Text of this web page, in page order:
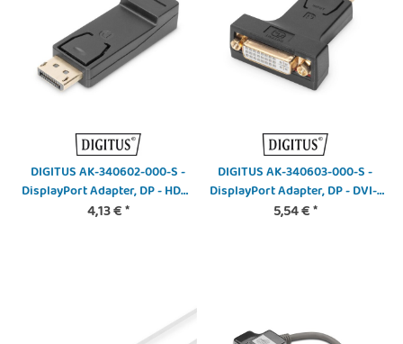
DIGITUS AK-340602-000-S -
DisplayPort Adapter, DP - HDMI
Typ A St/Bu, m/Verriegelung,
4,13 €*
DIGITUS AK-340603-000-S -
DisplayPort Adapter, DP - DVI-I
(24-5) St/Bu, m/Verriegelung,
5,54 €*